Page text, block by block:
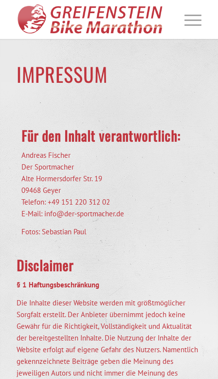
IMPRESSUM
Für den Inhalt verantwortlich:
Andreas Fischer
Der Sportmacher
Alte Hormersdorfer Str. 19
09468 Geyer
Telefon: +49 151 220 312 02
E-Mail: info@der-sportmacher.de
Fotos: Sebastian Paul
Disclaimer
§ 1 Haftungsbeschränkung
Die Inhalte dieser Website werden mit größtmöglicher
Sorgfalt erstellt. Der Anbieter übernimmt jedoch keine
Gewähr für die Richtigkeit, Vollständigkeit und Aktualität
der bereitgestellten Inhalte. Die Nutzung der Inhalte der
Website erfolgt auf eigene Gefahr des Nutzers. Namentlich
gekennzeichnete Beiträge geben die Meinung des
jeweiligen Autors und nicht immer die Meinung des